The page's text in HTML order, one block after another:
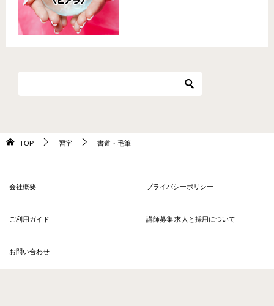
TOP 習字 書道・毛筆
会社概要 プライバシーポリシー
ご利用ガイド 講師募集 求人と採用について
お問い合わせ